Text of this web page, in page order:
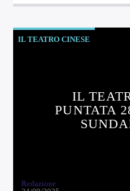
IL TEATRO CINESE
IL
PUNTATA
Redazione